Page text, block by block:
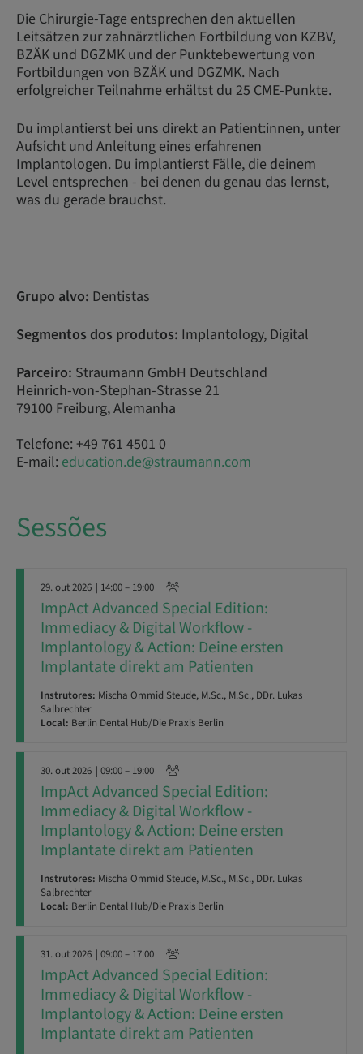
Die Chirurgie-Tage entsprechen den aktuellen
Leitsätzen zur zahnärztlichen Fortbildung von KZBV,
BZÄK und DGZMK und der Punktebewertung von
Fortbildungen von BZÄK und DGZMK. Nach
erfolgreicher Teilnahme erhältst du 25 CME-Punkte.
Du implantierst bei uns direkt an Patient:innen, unter
Aufsicht und Anleitung eines erfahrenen
Implantologen. Du implantierst Fälle, die deinem
Level entsprechen - bei denen du genau das lernst,
was du gerade brauchst.
Grupo alvo: Dentistas
Segmentos dos produtos: Implantology, Digital
Parceiro: Straumann GmbH Deutschland
Heinrich-von-Stephan-Strasse 21
79100 Freiburg, Alemanha
Telefone: +49 761 4501 0
E-mail: education.de@straumann.com
Sessões
29. out 2026 | 14:00 – 19:00
ImpAct Advanced Special Edition:
Immediacy & Digital Workflow -
Implantology & Action: Deine ersten
Implantate direkt am Patienten
Instrutores: Mischa Ommid Steude, M.Sc., M.Sc., DDr. Lukas
Salbrechter
Local: Berlin Dental Hub/Die Praxis Berlin
30. out 2026 | 09:00 – 19:00
ImpAct Advanced Special Edition:
Immediacy & Digital Workflow -
Implantology & Action: Deine ersten
Implantate direkt am Patienten
Instrutores: Mischa Ommid Steude, M.Sc., M.Sc., DDr. Lukas
Salbrechter
Local: Berlin Dental Hub/Die Praxis Berlin
31. out 2026 | 09:00 – 17:00
ImpAct Advanced Special Edition:
Immediacy & Digital Workflow -
Implantology & Action: Deine ersten
Implantate direkt am Patienten